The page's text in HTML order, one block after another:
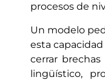
procesos de
Un modelo
esta
cerrar
lingüístico,